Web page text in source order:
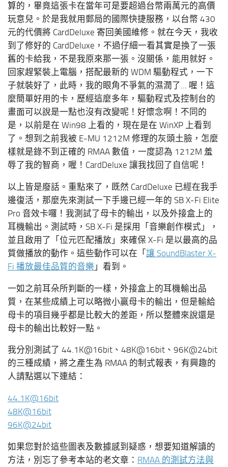
算的，畢竟這張卡在當年可是要超過台幣兩萬元的高價
玩意兒。於是我就用郵局的國際快捷服務，以台幣 430
元的代價將 CardDeluxe 寄回美國維修。就在今天，我收
到了修好的 CardDeluxe，不過仔細一看其實是換了一張
舊的卡給我，不是我原來那一張。沒關係，能用就好。
回家趕緊裝上電腦，搭配最新的 WDM 驅動程式，一下
子就裝好了，此時，我的眼角不爭氣的濕潤了… 喔！這
麼簡單好用的卡，歷經這麼多年，驅動程式及控制台的
畫面可以說是一點也沒有改變呢！好懷念啊！不同的
是，以前是在 Win98 上看的，現在是在 WinXP 上看到
了。想到之前我被 E-MU 1212M 修理的灰頭土臉，怎麼
樣就是錄不到正確的 RMAA 數值，一度認為 1212M 羞
辱了我的智商，喔！CardDeluxe 讓我找回了自信呢！
以上皆是廢話。重點來了，既然 CardDeluxe 已經在我手
邊復活，那麼先來測試一下手邊已經一年的 SB X-Fi Elite
Pro 音效卡囉！我測試了母卡的輸出，以及外接盒上的
耳機輸出。測試時，SB X-Fi 是採用「音樂創作模式」，
並且啟用了「位元匹配播放」來確保 X-Fi 是以最高的品
質做播放的動作。這些動作可以在「讓 SoundBlaster X-
Fi 播放最佳品質的音樂 」看到。
一如之前耳朵所判斷的一樣，外接盒上的耳機輸出品
質，在某些成績上可以略微小贏母卡的輸出，但是輸給
母卡的項目幾乎都是比較大的差距，所以整體來說還是
母卡的輸出比較好一點。
我分別測試了 44.1K@16bit、48K@16bit、96K@24bit
的三種成績，將之產生為 RMAA 的制式報表，有興趣的
人請點選以下連結：
44.1K@16bit
48K@16bit
96K@24bit
如果您對於這些圖表及數據感到疑惑，想要知道解讀的
方法，別忘了參考本站的老文章： RMAA 的測試方法與